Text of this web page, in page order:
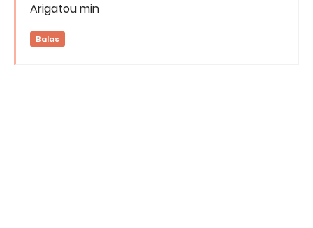
Arigatou min
Balas